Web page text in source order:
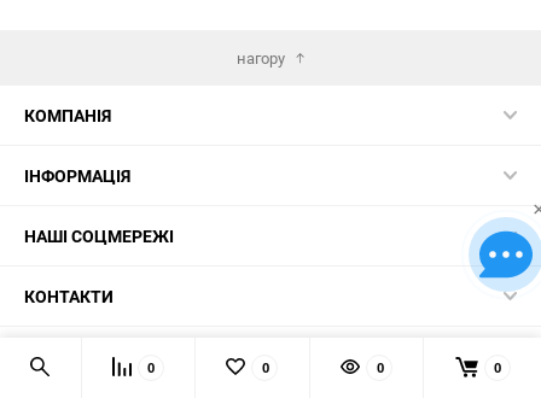
нагору
КОМПАНІЯ
ІНФОРМАЦІЯ
НАШІ СОЦМЕРЕЖІ
КОНТАКТИ
© 2026 Картини за номерами – найкращий вибір в Україні!
0 0 0 0